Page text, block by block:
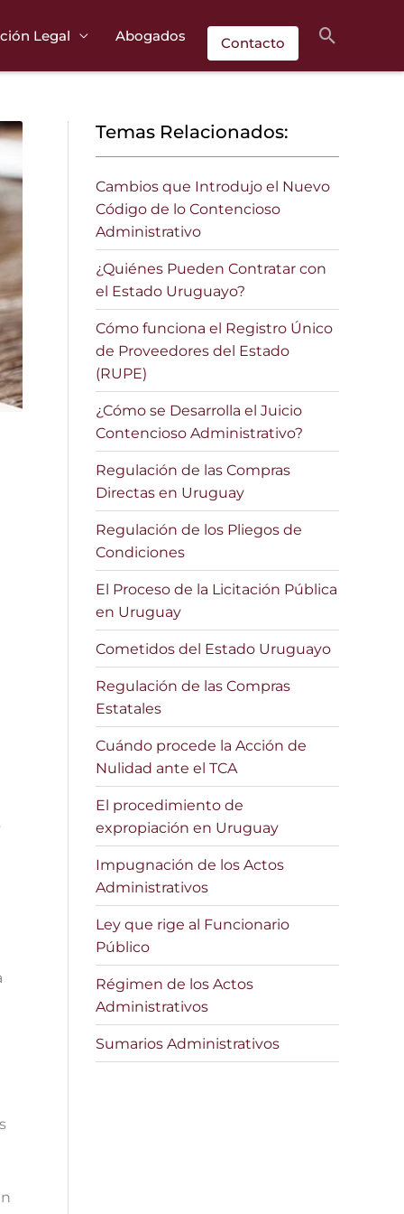
Legal Abogados Contacto Buscar
Temas Relacionados:
Cambios que Introdujo el Nuevo
Código de lo Contencioso
Administrativo
¿Quiénes Pueden Contratar con
el Estado Uruguayo?
Cómo funciona el Registro Único
de Proveedores del Estado
(RUPE)
¿Cómo se Desarrolla el Juicio
Contencioso Administrativo?
Regulación de las Compras
Directas en Uruguay
Regulación de los Pliegos de
Condiciones
El Proceso de la Licitación Pública
en Uruguay
Cometidos del Estado Uruguayo
Regulación de las Compras
Estatales
Cuándo procede la Acción de
Nulidad ante el TCA
El procedimiento de
expropiación en Uruguay
Impugnación de los Actos
Administrativos
Ley que rige al Funcionario
Público
Régimen de los Actos
Administrativos
Sumarios Administrativos